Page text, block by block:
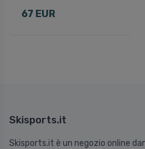
67 EUR
Skisports.it
Skisports.it è un negozio online